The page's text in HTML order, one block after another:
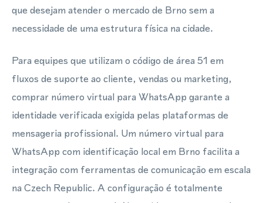
que desejam atender o mercado de Brno sem a
necessidade de uma estrutura física na cidade.
Para equipes que utilizam o código de área 51 em
fluxos de suporte ao cliente, vendas ou marketing,
comprar número virtual para WhatsApp garante a
identidade verificada exigida pelas plataformas de
mensageria profissional. Um número virtual para
WhatsApp com identificação local em Brno facilita a
integração com ferramentas de comunicação em escala
na Czech Republic. A configuração é totalmente